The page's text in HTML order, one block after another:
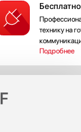
технику на
Подробнее